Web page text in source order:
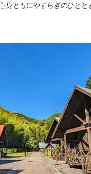
身ともにやすらぎのひとと